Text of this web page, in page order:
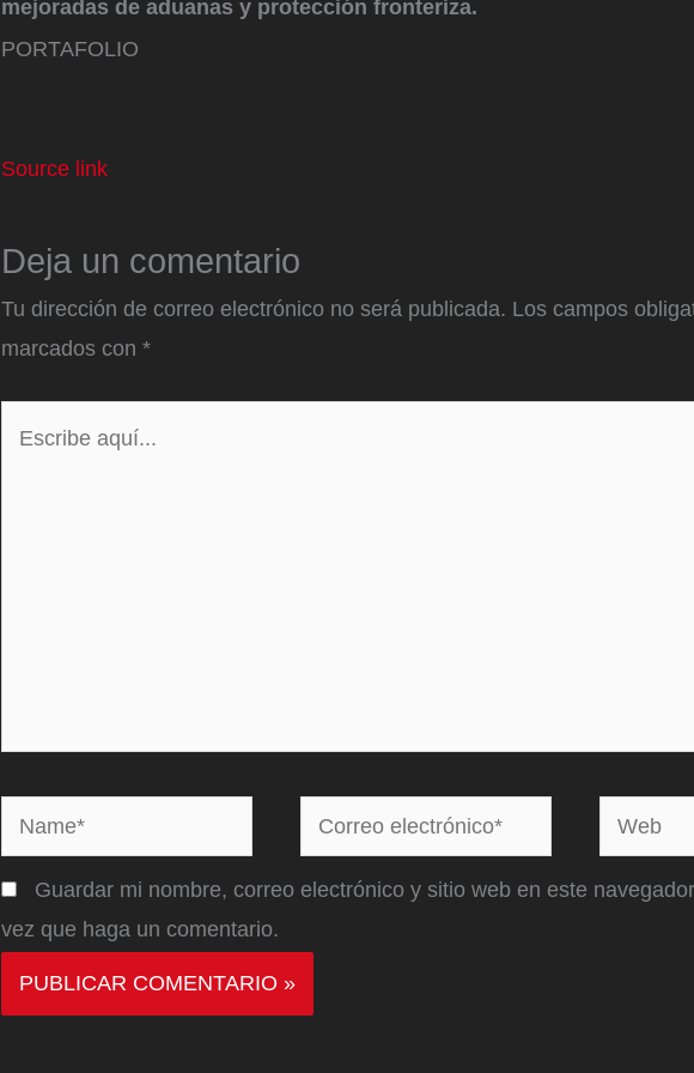
mejoradas de aduanas y protección fronteriza.
PORTAFOLIO
Source link
Deja un comentario
Tu dirección de correo electrónico no será publicada. Los campos
marcados con *
Name*
Correo
electrónico*
Web
Guardar mi nombre, correo electrónico y sitio web en este
vez que haga un comentario.